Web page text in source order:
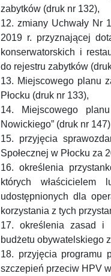
zabytków (druk nr 132),
12. zmiany Uchwały Nr
2019 r. przyznającej
konserwatorskich i
do rejestru zabytków
13. Miejscowego planu
Płocku (druk nr 133),
14. Miejscowego
Nowickiego” (druk nr
15. przyjęcia
Społecznej w Płocku za
16. określenia
których właścicielem
udostępnionych dla
korzystania z tych
17. określenia zasad i
budżetu obywatelskiego
18. przyjęcia programu
szczepień przeciw HPV